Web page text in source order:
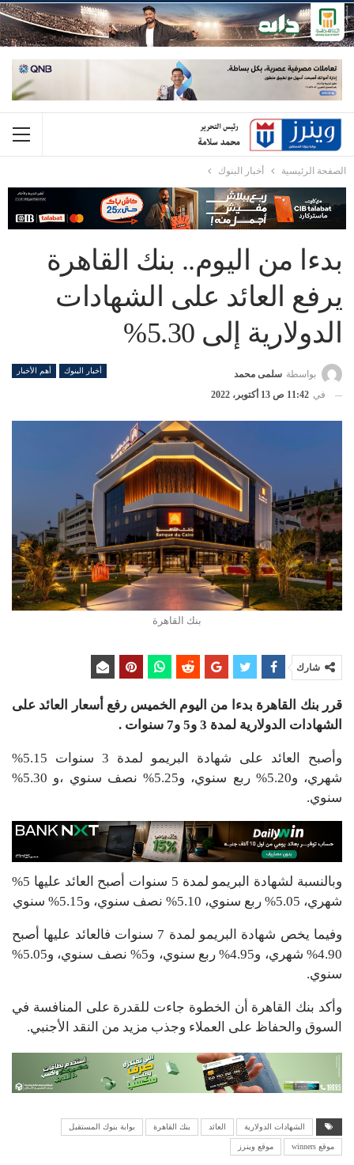
الصفحة الرئيسية أخبار البنوك
بدءا من اليوم.. بنك القاهرة
يرفع العائد على الشهادات
الدولارية إلى 5.30%
أخبار البنوك أهم الأخبار بواسطة سلمى محمد
في 11:42 ص 13 أكتوبر، 2022
بنك القاهرة
شارك
قرر بنك القاهرة بدءا من اليوم الخميس رفع أسعار العائد على
الشهادات الدولارية لمدة 3 و5 و7 سنوات .
وأصبح العائد على شهادة البريمو لمدة 3 سنوات 5.15%
شهري، و5.20% ربع سنوي، و5.25% نصف سنوي ،و 5.30%
سنوي.
وبالنسبة لشهادة البريمو لمدة 5 سنوات أصبح العائد عليها 5%
شهري، 5.05% ربع سنوي، 5.10% نصف سنوي، و5.15% سنوي
وفيما يخص شهادة البريمو لمدة 7 سنوات فالعائد عليها أصبح
4.90% شهري، و4.95% ربع سنوي، و5% نصف سنوي، و5.05%
سنوي.
وأكد بنك القاهرة أن الخطوة جاءت للقدرة على المنافسة في
السوق والحفاظ على العملاء وجذب مزيد من النقد الأجنبي.
الشهادات الدولارية العائد بنك القاهرة بوابة بنوك المستقبل
موقع winners موقع وينرز